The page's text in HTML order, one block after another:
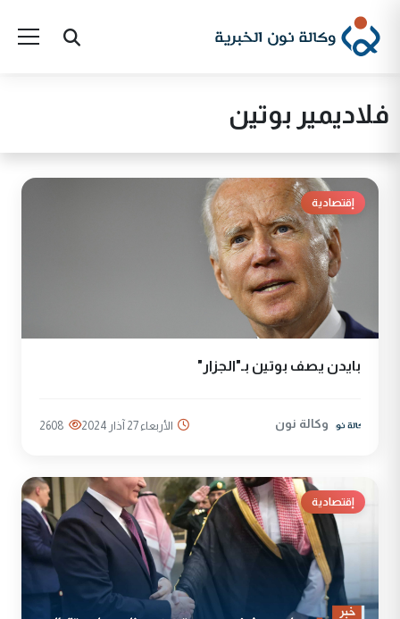
فلاديمير بوتين
إقتصادية
بايدن يصف بوتين بـ"الجزار"
وكالة نون الأربعاء 27 آذار 2024 2608
إقتصادية